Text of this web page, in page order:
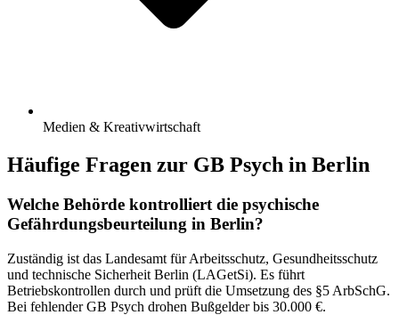
Medien & Kreativwirtschaft
Häufige Fragen zur GB Psych in Berlin
Welche Behörde kontrolliert die psychische
Gefährdungsbeurteilung in Berlin?
Zuständig ist das Landesamt für Arbeitsschutz, Gesundheitsschutz
und technische Sicherheit Berlin (LAGetSi). Es führt
Betriebskontrollen durch und prüft die Umsetzung des §5 ArbSchG.
Bei fehlender GB Psych drohen Bußgelder bis 30.000 €.